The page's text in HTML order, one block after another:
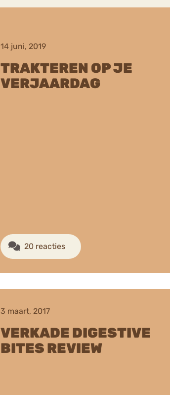
14 juni, 2019
TRAKTEREN OP JE
VERJAARDAG
20 reacties
3 maart, 2017
VERKADE DIGESTIVE
BITES REVIEW
Anorexia Nervosa